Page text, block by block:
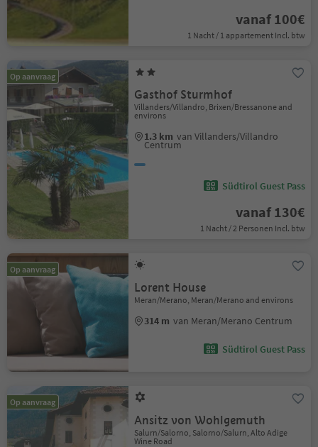
vanaf 100€
1 Nacht / 1 appartement Incl. btw
Op aanvraag
Gasthof Sturmhof
Villanders/Villandro, Brixen/Bressanone and
environs
1.3 km van Villanders/Villandro
Centrum
Südtirol Guest Pass
vanaf 130€
1 Nacht / 2 Personen Incl. btw
Op aanvraag
Lorent House
Meran/Merano, Meran/Merano and environs
314 m van Meran/Merano Centrum
Südtirol Guest Pass
Op aanvraag
Ansitz von Wohlgemuth
Salurn/Salorno, Salorno/Salurn, Alto Adige
Wine Road